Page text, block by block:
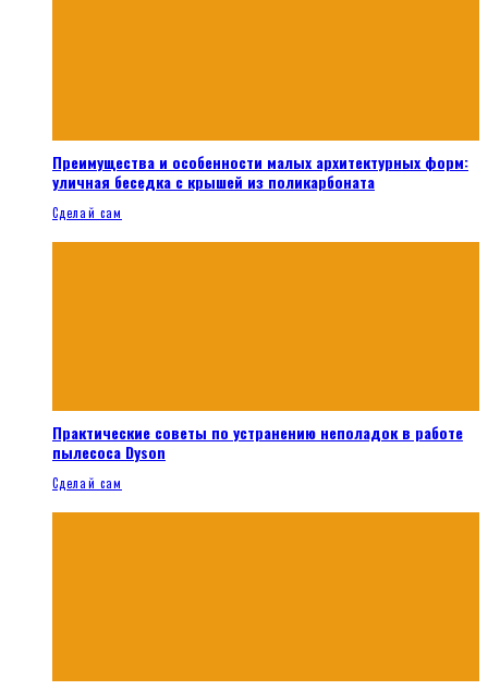
Преимущества и особенности малых архитектурных форм:
уличная беседка с крышей из поликарбоната
Сделай сам
Практические советы по устранению неполадок в работе
пылесоса Dyson
Сделай сам